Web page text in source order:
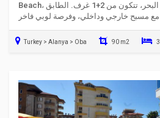
Beach، على بعد 300 متر فقط من البحر، تتكون من 2+1 غرف. الطابق
Turkey > Alanya > Oba 90 m2 3